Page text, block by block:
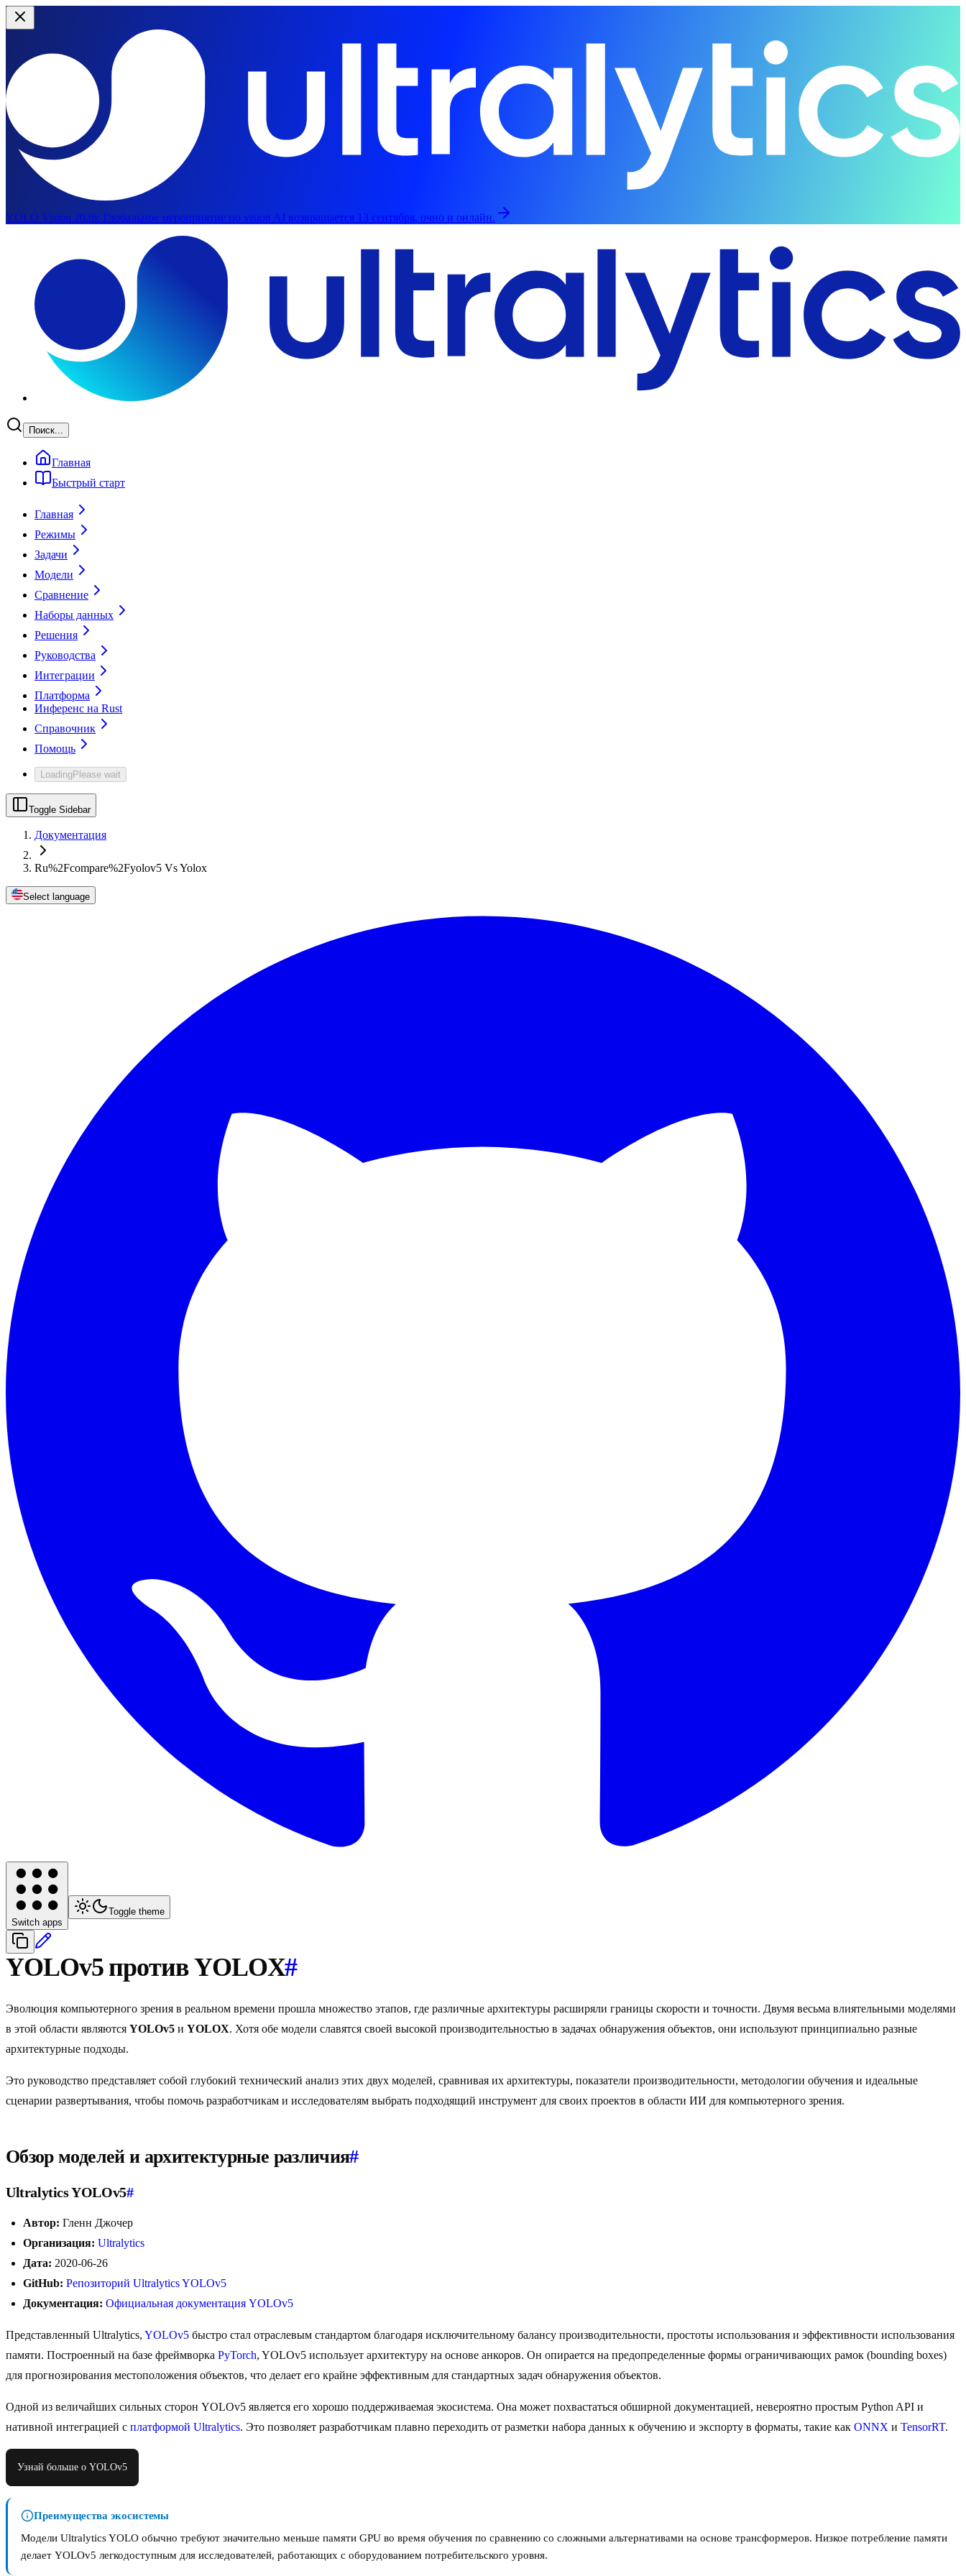
YOLO Vision 2026: Глобальное мероприятие по vision AI возвращается 13 сентября, очно и онлайн.
Поиск...
Главная
Быстрый старт
Главная
Режимы
Задачи
Модели
Сравнение
Наборы данных
Решения
Руководства
Интеграции
Платформа
Инференс на Rust
Справочник
Помощь
LoadingPlease wait
Toggle Sidebar
Документация
Ru%2Fcompare%2Fyolov5 Vs Yolox
Select language
Switch apps
Toggle theme
YOLOv5 против YOLOX#
Эволюция компьютерного зрения в реальном времени прошла множество этапов, где различные архитектуры расширяли границы скорости и точности. Двумя весьма влиятельными моделями
в этой области являются YOLOv5 и YOLOX. Хотя обе модели славятся своей высокой производительностью в задачах обнаружения объектов, они используют принципиально разные
архитектурные подходы.
Это руководство представляет собой глубокий технический анализ этих двух моделей, сравнивая их архитектуры, показатели производительности, методологии обучения и идеальные
сценарии развертывания, чтобы помочь разработчикам и исследователям выбрать подходящий инструмент для своих проектов в области ИИ для компьютерного зрения.
Обзор моделей и архитектурные различия#
Ultralytics YOLOv5#
Автор: Гленн Джочер
Организация: Ultralytics
Дата: 2020-06-26
GitHub: Репозиторий Ultralytics YOLOv5
Документация: Официальная документация YOLOv5
Представленный Ultralytics, YOLOv5 быстро стал отраслевым стандартом благодаря исключительному балансу производительности, простоты использования и эффективности использования
памяти. Построенный на базе фреймворка PyTorch, YOLOv5 использует архитектуру на основе анкоров. Он опирается на предопределенные формы ограничивающих рамок (bounding boxes)
для прогнозирования местоположения объектов, что делает его крайне эффективным для стандартных задач обнаружения объектов.
Одной из величайших сильных сторон YOLOv5 является его хорошо поддерживаемая экосистема. Она может похвастаться обширной документацией, невероятно простым Python API и
нативной интеграцией с платформой Ultralytics. Это позволяет разработчикам плавно переходить от разметки набора данных к обучению и экспорту в форматы, такие как ONNX и TensorRT.
Узнай больше о YOLOv5
Преимущества экосистемы
Модели Ultralytics YOLO обычно требуют значительно меньше памяти GPU во время обучения по сравнению со сложными альтернативами на основе трансформеров. Низкое потребление памяти
делает YOLOv5 легкодоступным для исследователей, работающих с оборудованием потребительского уровня.